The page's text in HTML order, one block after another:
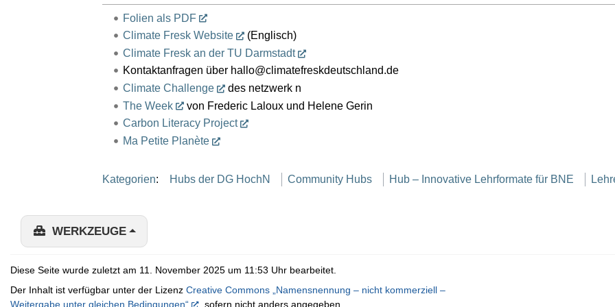
Folien als PDF
Climate Fresk Website
(Englisch)
Climate Fresk an der TU Darmstadt
Kontaktanfragen über hallo@climatefreskdeutschland.de
Climate Challenge
des netzwerk n
The Week
von Frederic Laloux und Helene Gerin
Carbon Literacy Project
Ma Petite Planète
Kategorien: Hubs der DG HochN Community Hubs Hub – Innovative Lehrformate für BNE
WERKZEUGE
Diese Seite wurde zuletzt am 11. November 2025 um 11:53 Uhr bearbeitet.
Der Inhalt ist verfügbar unter der Lizenz Creative Commons „Namensnennung – nicht kommerziell –
Weitergabe unter gleichen Bedingungen“
, sofern nicht anders angegeben.